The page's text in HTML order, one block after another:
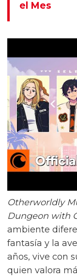
el Mes
Otherworldly
Dungeon with
ambiente
fantasía y la
años, vive con
quien valora